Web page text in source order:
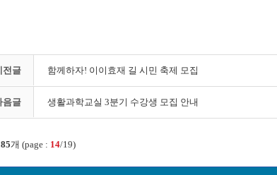
글 함께하자! 이이효재 길 시민 축제 모집
음글 생활과학교실 3분기 수강생 모집 안내
개 (page : 14/19)